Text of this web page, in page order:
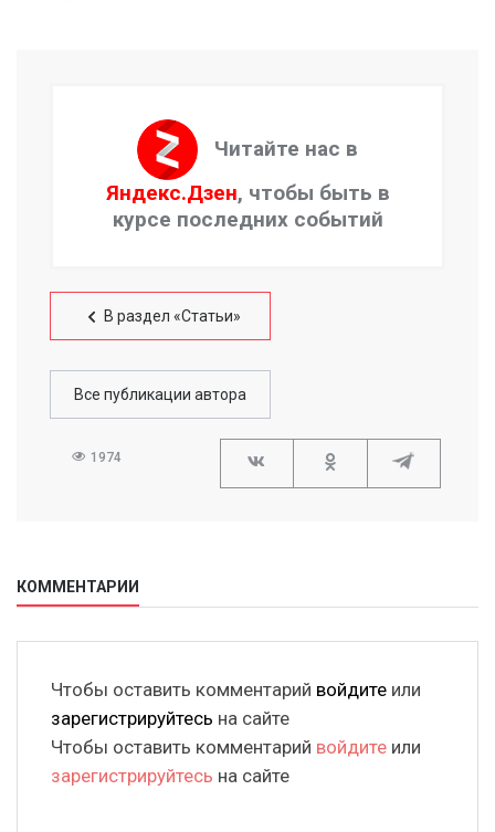
Читайте нас в
Яндекс.Дзен, чтобы быть в
курсе последних событий
В раздел «Статьи»
Все публикации автора
1974
КОММЕНТАРИИ
Чтобы оставить комментарий войдите или
зарегистрируйтесь на сайте
Чтобы оставить комментарий войдите или
зарегистрируйтесь на сайте